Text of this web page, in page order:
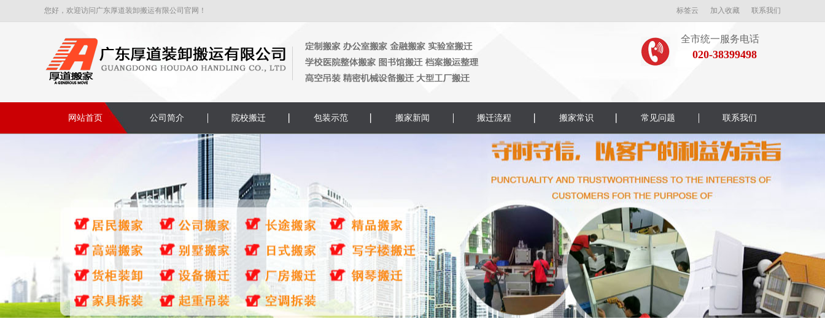
您好，欢迎访问广东厚道装卸搬运有限公司官网！ 标签云 加入收藏 联系我们
全市统一服务电话
020-38399498
网站首页 公司简介 院校搬迁 包装示范 搬家新闻 搬迁流程 搬家常识 常见问题 联系我们